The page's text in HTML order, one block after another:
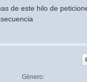
de este hilo de
Género: